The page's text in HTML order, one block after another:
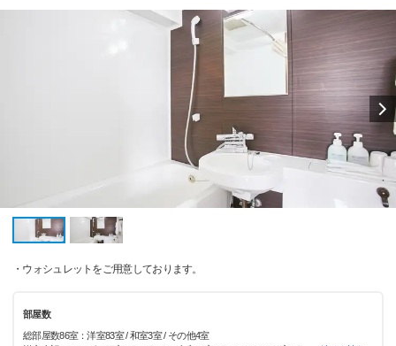
・ウォシュレットをご用意しております。
部屋数
総部屋数86室：洋室83室 / 和室3室 / その他4室